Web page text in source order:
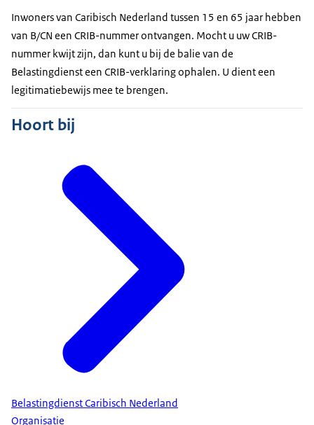
Inwoners van Caribisch Nederland tussen 15 en 65 jaar hebben
van B/CN een CRIB-nummer ontvangen. Mocht u uw CRIB-
nummer kwijt zijn, dan kunt u bij de balie van de
Belastingdienst een CRIB-verklaring ophalen. U dient een
legitimatiebewijs mee te brengen.
Hoort bij
Belastingdienst Caribisch Nederland
Organisatie